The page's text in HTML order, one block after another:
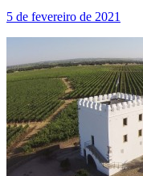
5 de fevereiro de 2021